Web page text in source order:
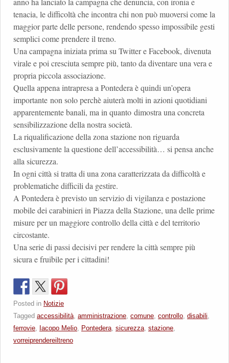
tenacia, le difficoltà che incontra chi non può muoversi come la
maggior parte delle persone, rendendo spesso impossibile gesti
semplici come prendere il treno.
Una campagna iniziata prima su Twitter e Facebook, divenuta
virale e poi cresciuta sempre più, tanto da diventare una vera e
propria piccola associazione.
Quella appena intrapresa a Pontedera è quindi un’opera
importante non solo perchè aiuterà molti in azioni quotidiani
apparentemente banali, ma in quanto dimostra una concreta
sensibilizzazione della nostra società.
La riqualificazione della zona stazione non riguarda
esclusivamente la questione dell’accessibilità… si pensa anche
alla sicurezza.
In ogni città si tratta di una zona caratterizzata da difficoltà e
problematiche difficili da gestire.
A Pontedera è previsto un servizio di vigilanza e postazione
mobile dei carabinieri in Piazza della Stazione, una delle prime
misure per un maggiore controllo della città e del territorio
circostante.
Una serie di passi decisivi per rendere la città sempre più
sicura e fruibile per i cittadini!
Posted in Notizie
Tagged accessibilità, amministrazione, comune, controllo, disabili,
ferrovie, Iacopo Melio, Pontedera, sicurezza, stazione,
vorreiprendereiltreno